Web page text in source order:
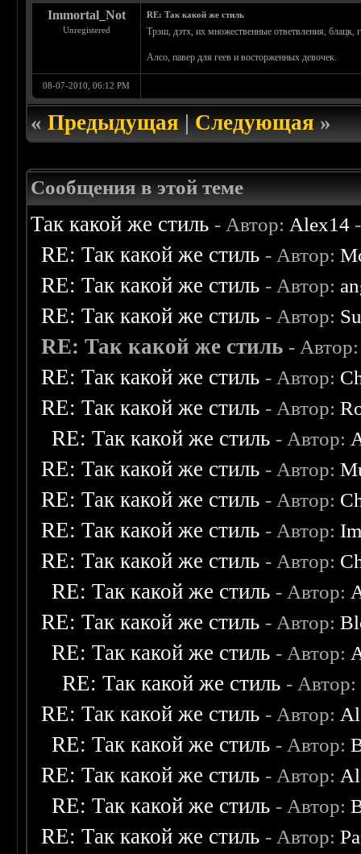
Immortal_Not
Unregistered
RE: Так какой же стиль
Трэш, дэтх, их множественные ответвления, блацк,
Алсо, павер для геев и восторженных девочек.
08-07-2010, 06:12 PM
«Предыдущая|Следующая»
Сообщения в этой теме
Так какой же стиль - Автор: Alex14
RE: Так какой же стиль - Автор:
RE: Так какой же стиль - Автор:
RE: Так какой же стиль - Автор:
RE: Так какой же стиль -
RE: Так какой же стиль - Автор:
RE: Так какой же стиль - Автор:
RE: Так какой же стиль - Автор:
RE: Так какой же стиль - Автор:
RE: Так какой же стиль - Автор:
RE: Так какой же стиль - Автор:
RE: Так какой же стиль - Автор:
RE: Так какой же стиль - Автор:
RE: Так какой же стиль - Автор:
RE: Так какой же стиль - Автор:
RE: Так какой же стиль - Автор:
RE: Так какой же стиль - Автор:
RE: Так какой же стиль - Автор:
RE: Так какой же стиль - Автор:
RE: Так какой же стиль - Автор:
RE: Так какой же стиль - Автор: